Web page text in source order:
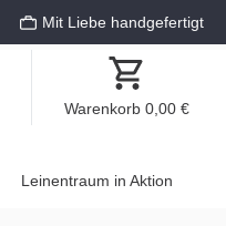
Mit Liebe handgefertigt
Warenkorb 0,00 €
Leinentraum in Aktion